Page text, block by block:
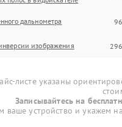
дальнометра
изображения
листе указаны
Записывайтесь на
ваше устройство и укажем